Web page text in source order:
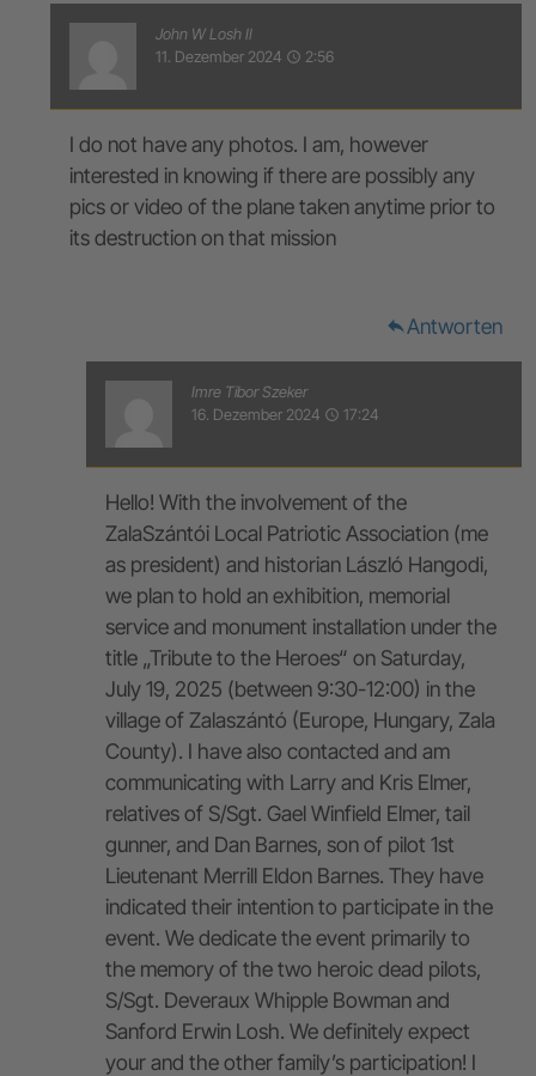
John W Losh II
11. Dezember 2024 access_time 2:56
I do not have any photos. I am, however
interested in knowing if there are possibly any
pics or video of the plane taken anytime prior to
its destruction on that mission
replyAntworten
Imre Tibor Szeker
16. Dezember 2024 access_time 17:24
Hello! With the involvement of the
ZalaSzántói Local Patriotic Association (me
as president) and historian László Hangodi,
we plan to hold an exhibition, memorial
service and monument installation under the
title „Tribute to the Heroes“ on Saturday,
July 19, 2025 (between 9:30-12:00) in the
village of Zalaszántó (Europe, Hungary, Zala
County). I have also contacted and am
communicating with Larry and Kris Elmer,
relatives of S/Sgt. Gael Winfield Elmer, tail
gunner, and Dan Barnes, son of pilot 1st
Lieutenant Merrill Eldon Barnes. They have
indicated their intention to participate in the
event. We dedicate the event primarily to
the memory of the two heroic dead pilots,
S/Sgt. Deveraux Whipple Bowman and
Sanford Erwin Losh. We definitely expect
your and the other family’s participation! I